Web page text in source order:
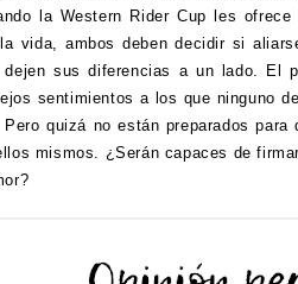
la Western Rider Cup les
vida, ambos deben decidir si
sus diferencias a un lado. El
sentimientos a los que ninguno
quizá no están preparados
mismos. ¿Serán capaces de